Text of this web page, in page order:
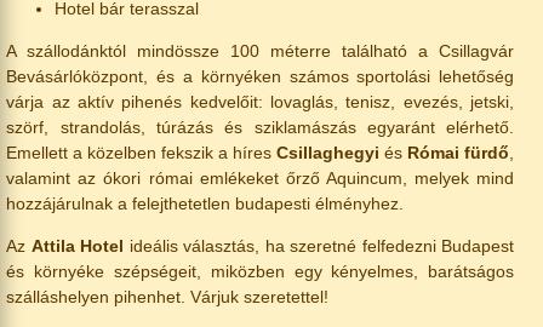
Hotel bár terasszal
A szállodánktól mindössze 100 méterre található a Csillagvár
Bevásárlóközpont, és a környéken számos sportolási lehetőség
várja az aktív pihenés kedvelőit: lovaglás, tenisz, evezés, jetski,
szörf, strandolás, túrázás és sziklamászás egyaránt elérhető.
Emellett a közelben fekszik a híresCsillaghegyi és Római fürdő
valamint az ókori római emlékeket őrző Aquincum, melyek mind
hozzájárulnak a felejthetetlen budapesti élményhez.
Az Attila Hotel ideális választás, ha szeretné felfedezni Budapest
és környéke szépségeit, miközben egy kényelmes, barátságos
szálláshelyen pihenhet. Várjuk szeretettel!